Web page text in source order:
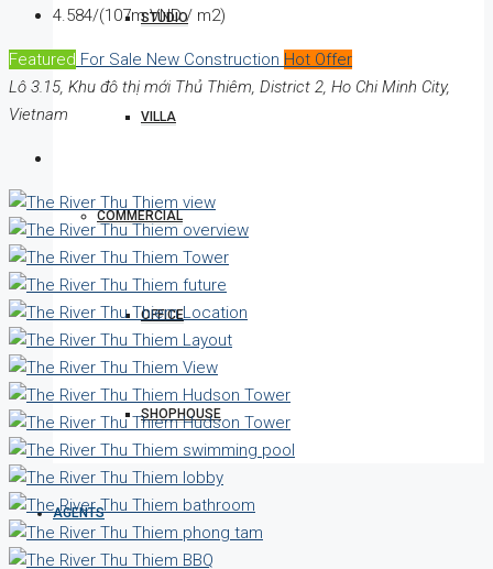
STUDIO
VILLA
COMMERCIAL
OFFICE
SHOPHOUSE
AGENTS
4.584/(107m VND / m2)
Featured For Sale New Construction Hot Offer
Lô 3.15, Khu đô thị mới Thủ Thiêm, District 2, Ho Chi Minh City,
Vietnam